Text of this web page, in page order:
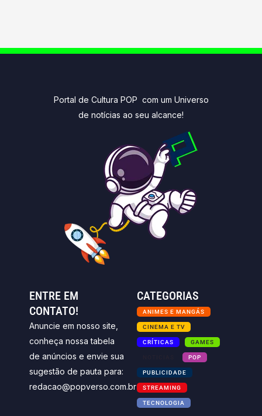
Portal de Cultura POP com um Universo
de notícias ao seu alcance!
ENTRE EM
CONTATO!
Anuncie em nosso site,
conheça nossa tabela
de anúncios e envie sua
sugestão de pauta para:
redacao@popverso.com.br
CATEGORIAS
ANIMES E MANGÁS
CINEMA E TV
CRÍTICAS GAMES
POP
PUBLICIDADE
STREAMING
TECNOLOGIA